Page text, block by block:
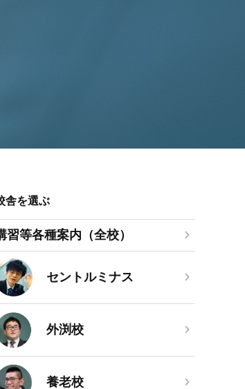
舎を選ぶ
習等各種案内（全校）
セントルミナス
外渕校
養老校